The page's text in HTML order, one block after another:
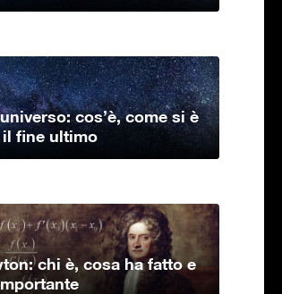
cos’è, come si è
fine ultimo
chi è, cosa ha fatto e